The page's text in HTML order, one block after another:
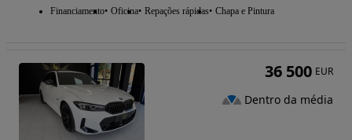
Financiamento Oficina Repações rápidas Chapa e Pintura
36 500 EUR
Dentro da média